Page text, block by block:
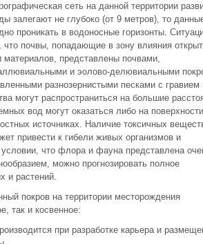
сеть на данной территории
залегают не глубоко (от 9 метров), то
проникать в водоносные горизонты.
что почвы, попадающие в зону влияния
материалов, представлены почвами,
и эолово-делювиальными
разнозернистыми песками с гравием
могут распространиться на большие
вод могут оказаться либо на поверхности
источниках. Наличие токсичных
привести к гибели живых организмов и
условии, что флора и фауна представлена
можно прогнозировать полное
и растений.
покров на территории месторождения
так и косвенное:
при разработке карьера и